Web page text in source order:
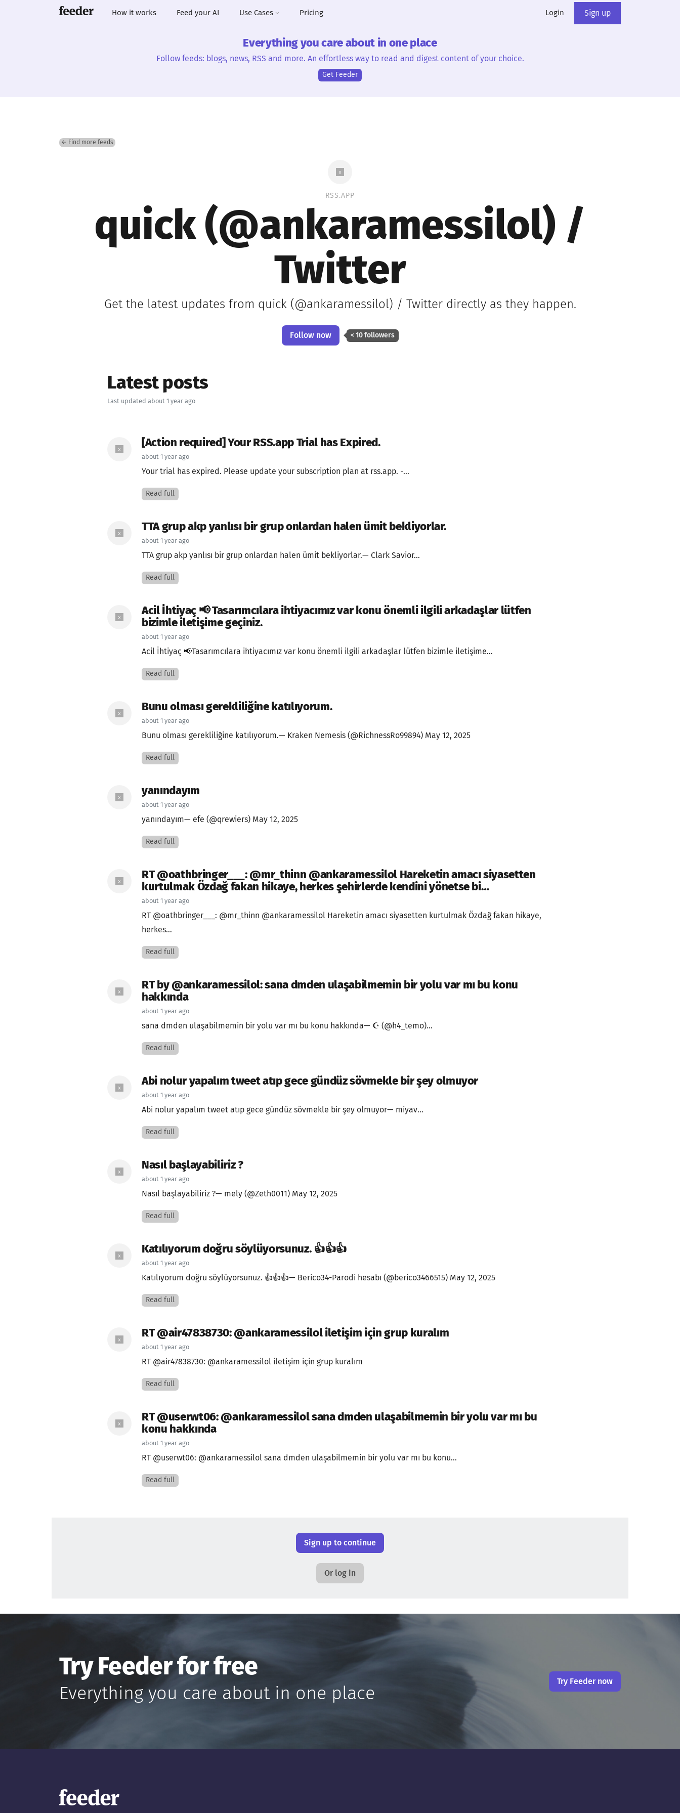
How it works Feed your AI Use Cases Pricing Login Sign up
Everything you care about in one place
Follow feeds: blogs, news, RSS and more. An effortless way to read and digest content of your choice.
Get Feeder
← Find more feeds
RSS.APP
quick (@ankaramessilol) /
Twitter
Get the latest updates from quick (@ankaramessilol) / Twitter directly as they happen.
Follow now < 10 followers
Latest posts
Last updated about 1 year ago
[Action required] Your RSS.app Trial has Expired.
about 1 year ago
Your trial has expired. Please update your subscription plan at rss.app. -...
Read full
TTA grup akp yanlısı bir grup onlardan halen ümit bekliyorlar.
about 1 year ago
TTA grup akp yanlısı bir grup onlardan halen ümit bekliyorlar.— Clark Savior...
Read full
Acil İhtiyaç 📢 Tasarımcılara ihtiyacımız var konu önemli ilgili arkadaşlar lütfen
bizimle iletişime geçiniz.
about 1 year ago
Acil İhtiyaç 📢Tasarımcılara ihtiyacımız var konu önemli ilgili arkadaşlar lütfen bizimle iletişime...
Read full
Bunu olması gerekliliğine katılıyorum.
about 1 year ago
Bunu olması gerekliliğine katılıyorum.— Kraken Nemesis (@RichnessRo99894) May 12, 2025
Read full
yanındayım
about 1 year ago
yanındayım— efe (@qrewiers) May 12, 2025
Read full
RT @oathbringer___: @mr_thinn @ankaramessilol Hareketin amacı siyasetten
kurtulmak Özdağ fakan hikaye, herkes şehirlerde kendini yönetse bi…
about 1 year ago
RT @oathbringer___: @mr_thinn @ankaramessilol Hareketin amacı siyasetten kurtulmak Özdağ fakan hikaye,
herkes...
Read full
RT by @ankaramessilol: sana dmden ulaşabilmemin bir yolu var mı bu konu
hakkında
about 1 year ago
sana dmden ulaşabilmemin bir yolu var mı bu konu hakkında— ☪ (@h4_temo)...
Read full
Abi nolur yapalım tweet atıp gece gündüz sövmekle bir şey olmuyor
about 1 year ago
Abi nolur yapalım tweet atıp gece gündüz sövmekle bir şey olmuyor— miyav...
Read full
Nasıl başlayabiliriz ?
about 1 year ago
Nasıl başlayabiliriz ?— mely (@Zeth0011) May 12, 2025
Read full
Katılıyorum doğru söylüyorsunuz. 👍👍👍
about 1 year ago
Katılıyorum doğru söylüyorsunuz. 👍👍👍— Berico34-Parodi hesabı (@berico3466515) May 12, 2025
Read full
RT @air47838730: @ankaramessilol iletişim için grup kuralım
about 1 year ago
RT @air47838730: @ankaramessilol iletişim için grup kuralım
Read full
RT @userwt06: @ankaramessilol sana dmden ulaşabilmemin bir yolu var mı bu
konu hakkında
about 1 year ago
RT @userwt06: @ankaramessilol sana dmden ulaşabilmemin bir yolu var mı bu konu...
Read full
Sign up to continue
Or log in
Try Feeder for free
Everything you care about in one place
Try Feeder now